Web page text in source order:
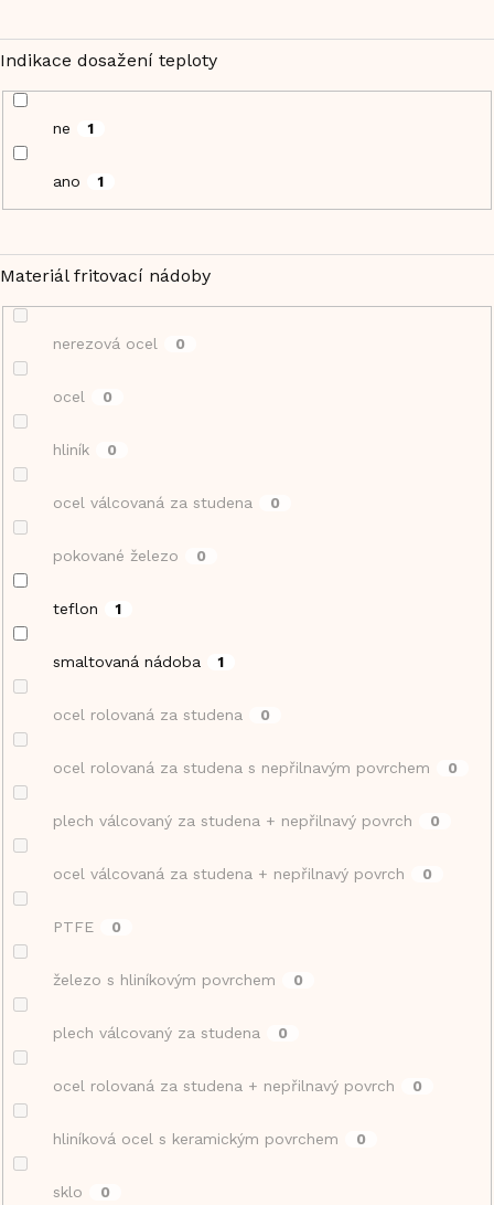
Indikace dosažení teploty
ne 1
ano 1
Materiál fritovací nádoby
nerezová ocel 0
ocel 0
hliník 0
ocel válcovaná za studena 0
pokované železo 0
teflon 1
smaltovaná nádoba 1
ocel rolovaná za studena 0
ocel rolovaná za studena s nepřilnavým povrchem 0
plech válcovaný za studena + nepřilnavý povrch 0
ocel válcovaná za studena + nepřilnavý povrch 0
PTFE 0
železo s hliníkovým povrchem 0
plech válcovaný za studena 0
ocel rolovaná za studena + nepřilnavý povrch 0
hliníková ocel s keramickým povrchem 0
sklo 0